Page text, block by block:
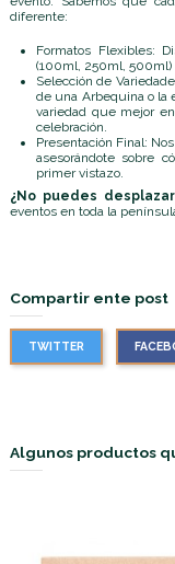
diferente:
Formatos Flexibles:
(100ml, 250ml, 500ml)
Selección de
de una Arbequina o la
variedad que mejor
celebración.
Presentación Final:
asesorándote sobre
primer vistazo.
¿No puedes
eventos en toda la
Compartir ente post
TWITTER
Algunos productos